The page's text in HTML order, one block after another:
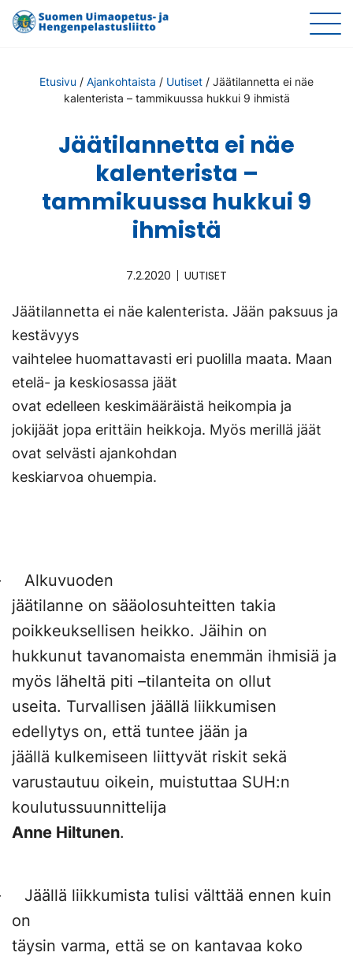
Etusivu / Ajankohtaista / Uutiset / Jäätilannetta ei näe
kalenterista – tammikuussa hukkui 9 ihmistä
Jäätilannetta ei näe
kalenterista –
tammikuussa hukkui 9
ihmistä
7.2.2020 UUTISET
Jäätilannetta ei näe kalenterista. Jään paksuus ja
kestävyys
vaihtelee huomattavasti eri puolilla maata. Maan
etelä- ja keskiosassa jäät
ovat edelleen keskimääräistä heikompia ja
jokijäät jopa erittäin heikkoja. Myös merillä jäät
ovat selvästi ajankohdan
keskiarvoa ohuempia.
Alkuvuoden
jäätilanne on sääolosuhteitten takia
poikkeuksellisen heikko. Jäihin on
hukkunut tavanomaista enemmän ihmisiä ja
myös läheltä piti –tilanteita on ollut
useita. Turvallisen jäällä liikkumisen
edellytys on, että tuntee jään ja
jäällä kulkemiseen liittyvät riskit sekä
varustautuu oikein, muistuttaa SUH:n
koulutussuunnittelija
Anne Hiltunen.
Jäällä liikkumista tulisi välttää ennen kuin
on
täysin varma, että se on kantavaa koko